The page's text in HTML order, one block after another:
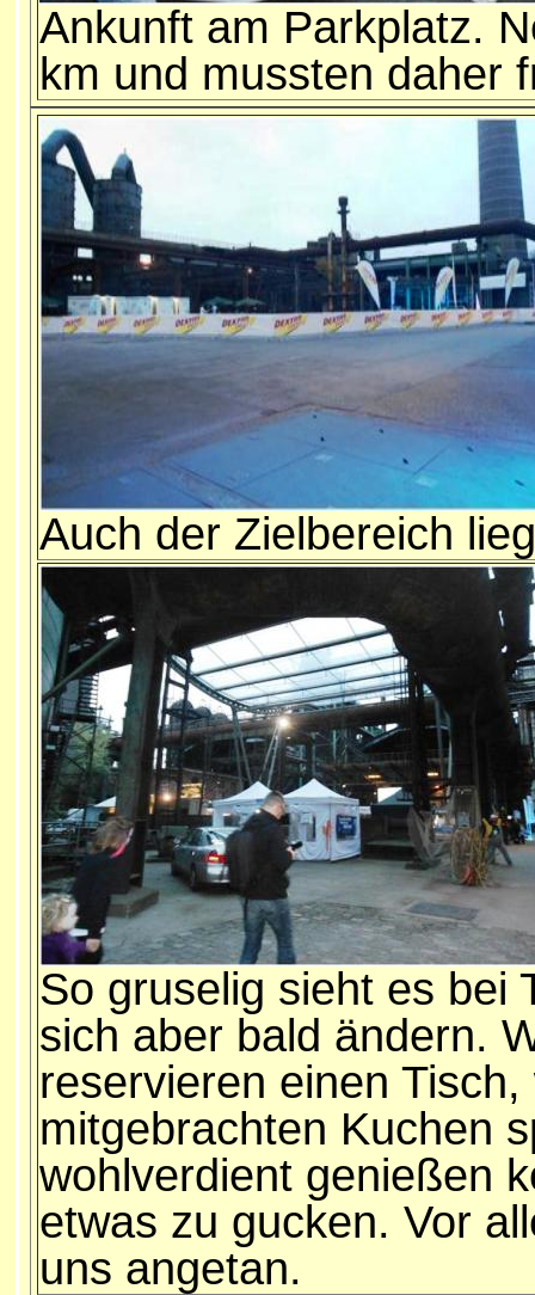
Ankunft am Parkplatz.
km und mussten daher
Auch der Zielbereich
So gruselig sieht es bei
sich aber bald ändern.
reservieren einen
mitgebrachten Kuchen
wohlverdient genießen
etwas zu gucken. Vor
uns angetan.